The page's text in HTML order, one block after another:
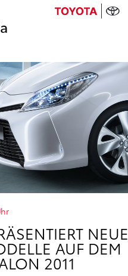
NEUE
AUF DEM
2011